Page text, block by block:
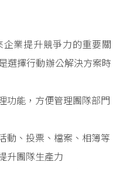
業提升競爭力的重要關
選擇行動辦公解決方案時
功能，方便管理團隊部門
動、投票、檔案、相簿等
升團隊生產力